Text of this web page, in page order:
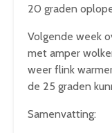
20 graden
Volgende week
met amper
weer flink
de 25 graden
Samenvatting: